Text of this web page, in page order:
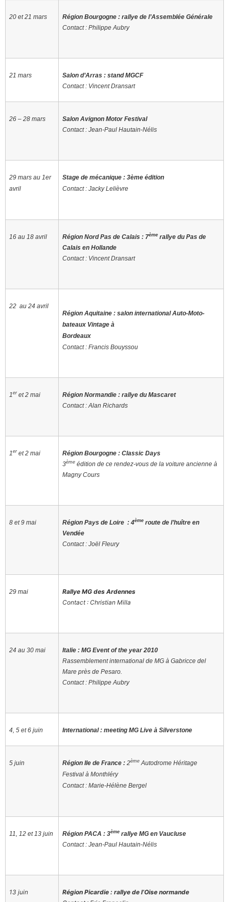
20 et 21 mars
Région Bourgogne : rallye de l’Assemblée Générale
Contact : Philippe Aubry
21 mars Salon d’Arras :stand MGCF
Contact : Vincent Dransart
26 – 28 mars
Salon Avignon Motor Festival
Contact : Jean-Paul Hautain-Nélis
29 mars au 1er
avril
Stage de mécanique : 3ème édition
Contact : Jacky Lelièvre
16 au 18 avril Région Nord Pas de Calais : 7ème rallye du Pas de
Calais en Hollande
Contact : Vincent Dransart
22 au 24 avril
Région Aquitaine :salon international Auto-Moto-
bateaux Vintage à
Bordeaux
Contact: Francis Bouyssou
1eret 2 mai
Région Normandie : rallye du Mascaret
Contact : Alan Richards
1eret 2 mai
Région Bourgogne : Classic Days
3ème édition de ce rendez-vous de la voiture ancienne à
Magny Cours
8 et 9 mai Région Pays de Loire : 4ème route de l’huître en
Vendée
Contact : Joël Fleury
29 mai
Rallye MG des Ardennes
Contact : Christian Milla
24 au 30 mai
Italie : MG Event of the year 2010
Rassemblement international de MG à Gabricce del
Mare près de Pesaro.
Contact : Philippe Aubry
4, 5 et 6 juin International : meeting MG Live à Silverstone
5 juin Région Ile de France :2ème Autodrome Héritage
Festival à Monthléry
Contact : Marie-Hélène Bergel
11, 12 et 13 juin Région PACA : 3ème rallye MG en Vaucluse
Contact : Jean-Paul Hautain-Nélis
13 juin
Région Picardie : rallye de l’Oise normande